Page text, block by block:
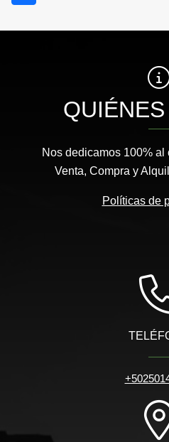
Nos dedicamos 100%
Venta, Compra y
Políticas de